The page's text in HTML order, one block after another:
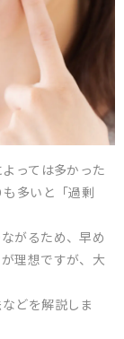
っては多かった
多いと「過剰
がるため、早め
理想ですが、大
どを解説しま